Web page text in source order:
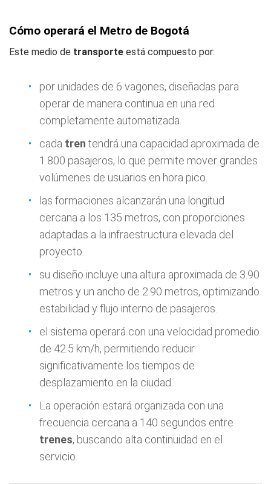
Cómo operará el Metro de Bogotá
Este medio de transporte está compuesto por:
por unidades de 6 vagones, diseñadas para
operar de manera continua en una red
completamente automatizada.
cada tren tendrá una capacidad aproximada de
1.800 pasajeros, lo que permite mover grandes
volúmenes de usuarios en hora pico.
las formaciones alcanzarán una longitud
cercana a los 135 metros, con proporciones
adaptadas a la infraestructura elevada del
proyecto.
su diseño incluye una altura aproximada de 3.90
metros y un ancho de 2.90 metros, optimizando
estabilidad y flujo interno de pasajeros.
el sistema operará con una velocidad promedio
de 42.5 km/h, permitiendo reducir
significativamente los tiempos de
desplazamiento en la ciudad.
La operación estará organizada con una
frecuencia cercana a 140 segundos entre
trenes, buscando alta continuidad en el
servicio.